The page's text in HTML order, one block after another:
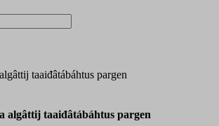
taaiđâtábáhtus pargen
algâttij taaiđâtábáhtus pargen